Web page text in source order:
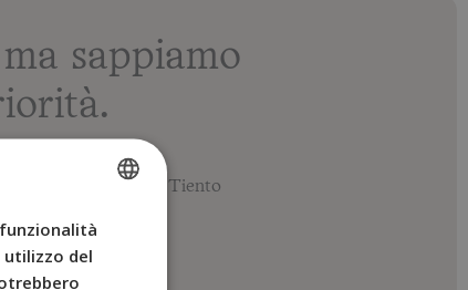
sappiamo
– BYPILLOW Tiento
22:00
SPANISH
ENGLISH
del